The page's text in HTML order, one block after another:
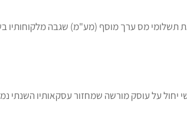
תשלומי מס ערך מוסף (מע"מ) שגבה מלקוחותיו
עסקאותיו השנתי גבוה מ- 1,510,000 ₪. דיווח דו חודשי יחול על עוסק מורשה שמחזור עסקאותיו